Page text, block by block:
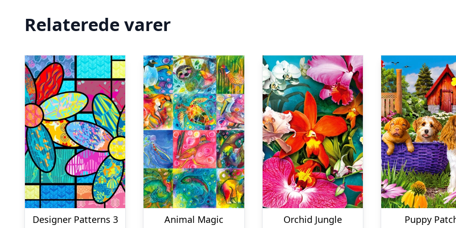
Relaterede varer
Designer Patterns 3 Animal Magic Orchid Jungle Puppy